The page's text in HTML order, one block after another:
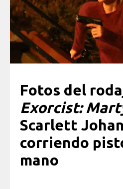
Fotos del
Exorcist:
Scarlett
corriendo
mano